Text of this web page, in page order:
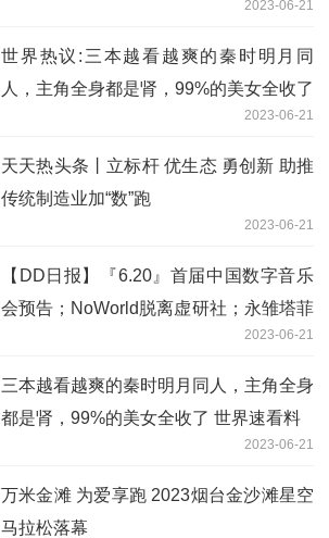
2023-06-21
世界热议:三本越看越爽的秦时明月同
人，主角全身都是肾，99%的美女全收了
2023-06-21
天天热头条丨立标杆 优生态 勇创新 助推
传统制造业加“数”跑
2023-06-21
【DD日报】『6.20』首届中国数字音乐
会预告；NoWorld脱离虚研社；永雏塔菲
2023-06-21
三本越看越爽的秦时明月同人，主角全身
都是肾，99%的美女全收了 世界速看料
2023-06-21
万米金滩 为爱享跑 2023烟台金沙滩星空
马拉松落幕